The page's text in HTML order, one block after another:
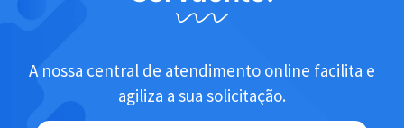
A nossa central de atendimento online facilita e
agiliza a sua solicitação.